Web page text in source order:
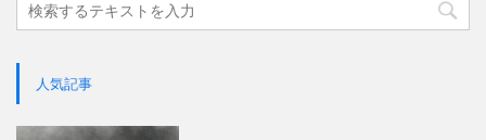
人気記事